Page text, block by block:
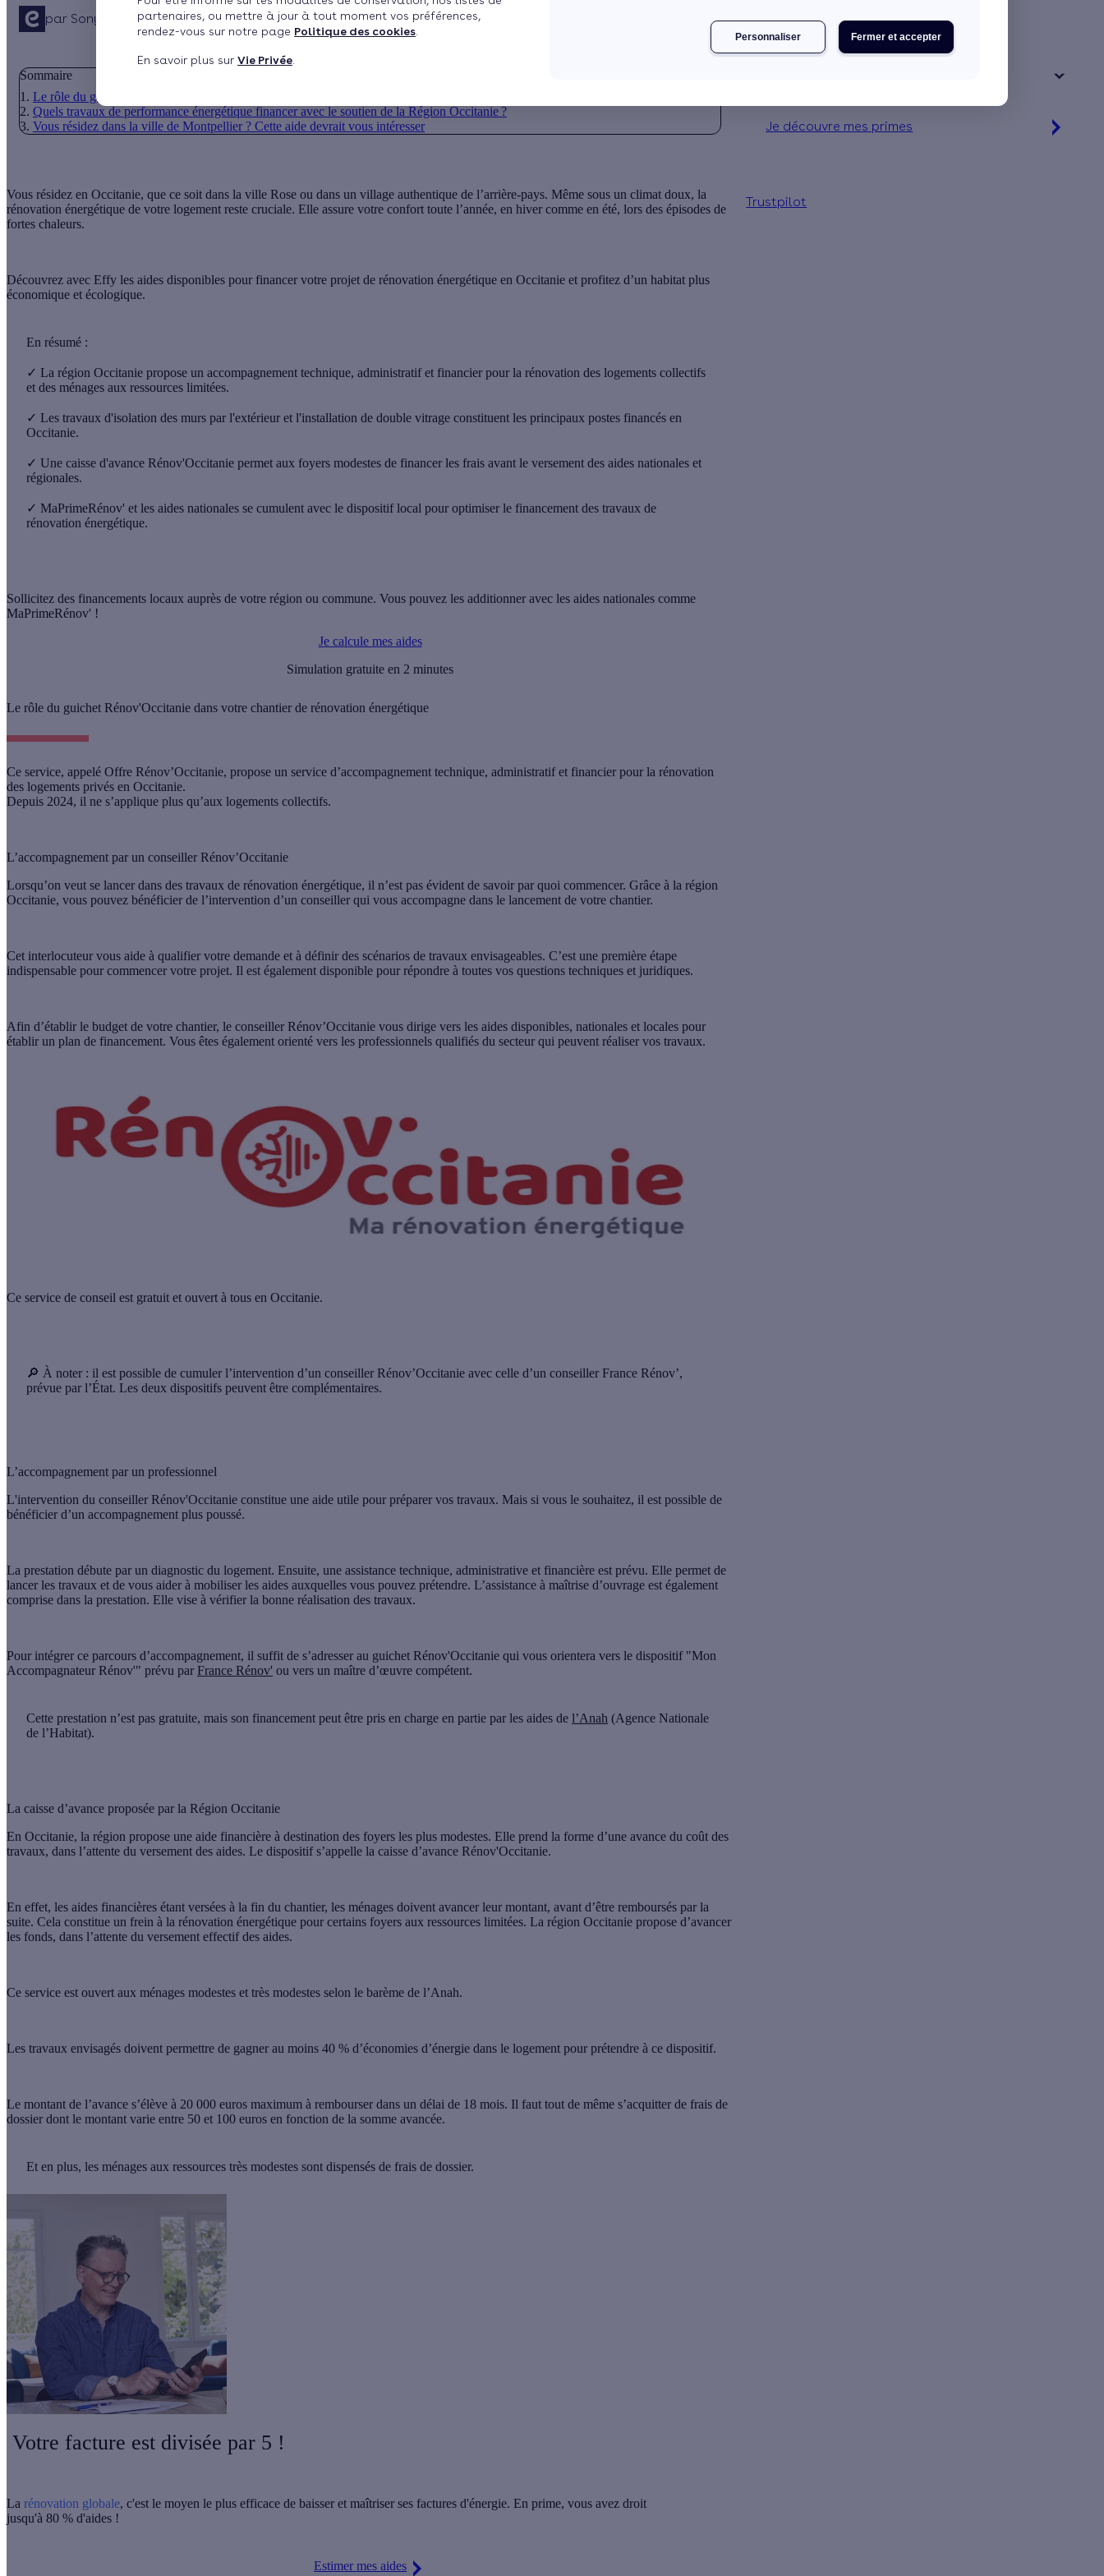
partenaires, ou mettre à jour à tout moment vos préférences,
rendez-vous sur notre page Politique des cookies
En savoir plus sur Vie Privée
Fermer et accepter
Personnaliser
par Sonya Drideche 5 min de lecture
Sommaire
Le rôle du guichet Rénov'Occitanie dans votre chantier de rénovation énergétique
Quels travaux de performance énergétique financer avec le soutien de la Région Occitanie ?
Vous résidez dans la ville de Montpellier ? Cette aide devrait vous intéresser
Vous résidez en Occitanie, que ce soit dans la ville Rose ou dans un village authentique de l’arrière-pays. Même sous un climat doux, la
rénovation énergétique de votre logement reste cruciale. Elle assure votre confort toute l’année, en hiver comme en été, lors des épisodes de
fortes chaleurs.
Découvrez avec Effy les aides disponibles pour financer votre projet de rénovation énergétique en Occitanie et profitez d’un habitat plus
économique et écologique.
En résumé :
✓ La région Occitanie propose un accompagnement technique, administratif et financier pour la rénovation des logements collectifs
et des ménages aux ressources limitées.
✓ Les travaux d'isolation des murs par l'extérieur et l'installation de double vitrage constituent les principaux postes financés en
Occitanie.
✓ Une caisse d'avance Rénov'Occitanie permet aux foyers modestes de financer les frais avant le versement des aides nationales et
régionales.
✓ MaPrimeRénov' et les aides nationales se cumulent avec le dispositif local pour optimiser le financement des travaux de
rénovation énergétique.
Sollicitez des financements locaux auprès de votre région ou commune. Vous pouvez les additionner avec les aides nationales comme
MaPrimeRénov' !
Je calcule mes aides
Simulation gratuite en 2 minutes
Le rôle du guichet Rénov'Occitanie dans votre chantier de rénovation énergétique
Ce service, appelé Offre Rénov’Occitanie, propose un service d’accompagnement technique, administratif et financier pour la rénovation
des logements privés en Occitanie.
Depuis 2024, il ne s’applique plus qu’aux logements collectifs.
L’accompagnement par un conseiller Rénov’Occitanie
Lorsqu’on veut se lancer dans des travaux de rénovation énergétique, il n’est pas évident de savoir par quoi commencer. Grâce à la région
Occitanie, vous pouvez bénéficier de l’intervention d’un conseiller qui vous accompagne dans le lancement de votre chantier.
Cet interlocuteur vous aide à qualifier votre demande et à définir des scénarios de travaux envisageables. C’est une première étape
indispensable pour commencer votre projet. Il est également disponible pour répondre à toutes vos questions techniques et juridiques.
Afin d’établir le budget de votre chantier, le conseiller Rénov’Occitanie vous dirige vers les aides disponibles, nationales et locales pour
établir un plan de financement. Vous êtes également orienté vers les professionnels qualifiés du secteur qui peuvent réaliser vos travaux.
Ce service de conseil est gratuit et ouvert à tous en Occitanie.
🔎 À noter : il est possible de cumuler l’intervention d’un conseiller Rénov’Occitanie avec celle d’un conseiller France Rénov’,
prévue par l’État. Les deux dispositifs peuvent être complémentaires.
L’accompagnement par un professionnel
L'intervention du conseiller Rénov'Occitanie constitue une aide utile pour préparer vos travaux. Mais si vous le souhaitez, il est possible de
bénéficier d’un accompagnement plus poussé.
La prestation débute par un diagnostic du logement. Ensuite, une assistance technique, administrative et financière est prévu. Elle permet de
lancer les travaux et de vous aider à mobiliser les aides auxquelles vous pouvez prétendre. L’assistance à maîtrise d’ouvrage est également
comprise dans la prestation. Elle vise à vérifier la bonne réalisation des travaux.
Pour intégrer ce parcours d’accompagnement, il suffit de s’adresser au guichet Rénov'Occitanie qui vous orientera vers le dispositif "Mon
Accompagnateur Rénov'" prévu par France Rénov' ou vers un maître d’œuvre compétent.
Cette prestation n’est pas gratuite, mais son financement peut être pris en charge en partie par les aides de l’Anah (Agence Nationale
de l’Habitat).
La caisse d’avance proposée par la Région Occitanie
En Occitanie, la région propose une aide financière à destination des foyers les plus modestes. Elle prend la forme d’une avance du coût des
travaux, dans l’attente du versement des aides. Le dispositif s’appelle la caisse d’avance Rénov'Occitanie.
En effet, les aides financières étant versées à la fin du chantier, les ménages doivent avancer leur montant, avant d’être remboursés par la
suite. Cela constitue un frein à la rénovation énergétique pour certains foyers aux ressources limitées. La région Occitanie propose d’avancer
les fonds, dans l’attente du versement effectif des aides.
Ce service est ouvert aux ménages modestes et très modestes selon le barème de l’Anah.
Les travaux envisagés doivent permettre de gagner au moins 40 % d’économies d’énergie dans le logement pour prétendre à ce dispositif.
Le montant de l’avance s’élève à 20 000 euros maximum à rembourser dans un délai de 18 mois. Il faut tout de même s’acquitter de frais de
dossier dont le montant varie entre 50 et 100 euros en fonction de la somme avancée.
Et en plus, les ménages aux ressources très modestes sont dispensés de frais de dossier.
Votre facture est divisée par 5 !
La rénovation globale, c'est le moyen le plus efficace de baisser et maîtriser ses factures d'énergie. En prime, vous avez droit
jusqu'à 80 % d'aides !
Estimer mes aides
Une maison
Un appartement
Votre logement a été construit :
Je découvre mes primes
Trustpilot